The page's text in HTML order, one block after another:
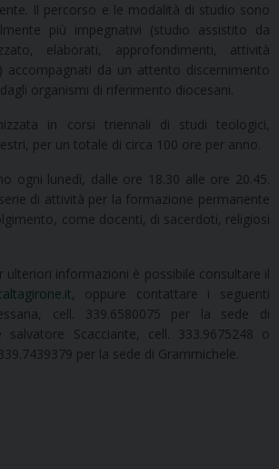
Il percorso e le modalità di studio sono
più impegnativi (studio assistito da
elaborati, approfondimenti, attività
da un attento discernimento
organismi di riferimento diocesani.
in corsi triennali di studi teologici,
per un totale di circa 100 ore per anno.
ogni lunedì, dalle ore 18.30 alle ore 20.45.
di attività per la formazione permanente
come docenti, di sacerdoti, religiosi
ulteriori informazioni è possibile consultare il
, oppure contattare i seguenti
cell. 339.6580075 per la sede di
salvatore Scacciante, cell. 333.9675248 o
per la sede di Grammichele.